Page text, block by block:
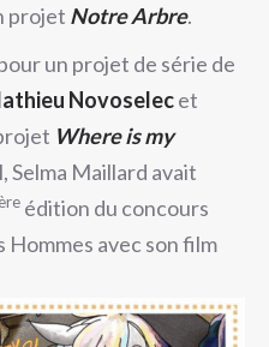
projet Notre Arbre.
un projet de série de
Novoselecet
Where is my
Selma Maillard avait
ère édition du concours
Hommes avec son film